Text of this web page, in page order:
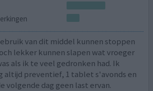
van dit middel kunnen stoppen
lekker kunnen slapen wat vroeger
als ik te veel gedronken had. Ik
altijd preventief, 1 tablet s'avonds en
volgende dag geen last ervan.